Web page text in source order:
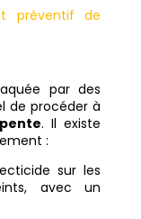
préventif de
par des
de procéder à
. Il existe
:
sur les
avec un